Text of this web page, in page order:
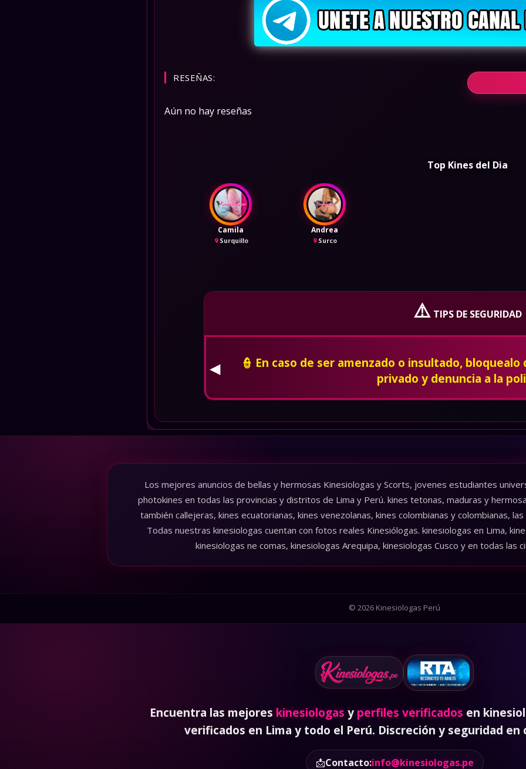
RESEÑAS:
Aún no hay reseñas
Top Kines del Dia
Camila
Surquillo
Andrea
Surco
⚠️ TIPS DE SEGURIDAD
👮 En caso de ser amenzado o insultado,
privado y denuncia a la
◀
Los mejores anuncios de bellas y hermosas Kinesiologas y Scorts, jovenes estudiantes
photokines en todas las provincias y distritos de Lima y Perú. kines tetonas, maduras y
también callejeras, kines ecuatorianas, kines venezolanas, kines colombianas y colombianas,
Todas nuestras kinesiologas cuentan con fotos reales Kinesiólogas. kinesiologas en Lima,
kinesiologas ne comas, kinesiologas Arequipa, kinesiologas Cusco y en todas las
© 2026 Kinesiologas Perú
Encuentra las mejores kinesiologas y perfiles verificados en
verificados en Lima y todo el Perú. Discreción y seguridad en
📩Contacto:info@kinesiologas.pe